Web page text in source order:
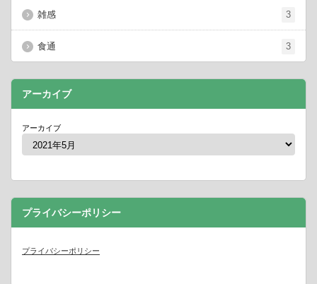
雑感 3
食通 3
アーカイブ
アーカイブ
プライバシーポリシー
プライバシーポリシー